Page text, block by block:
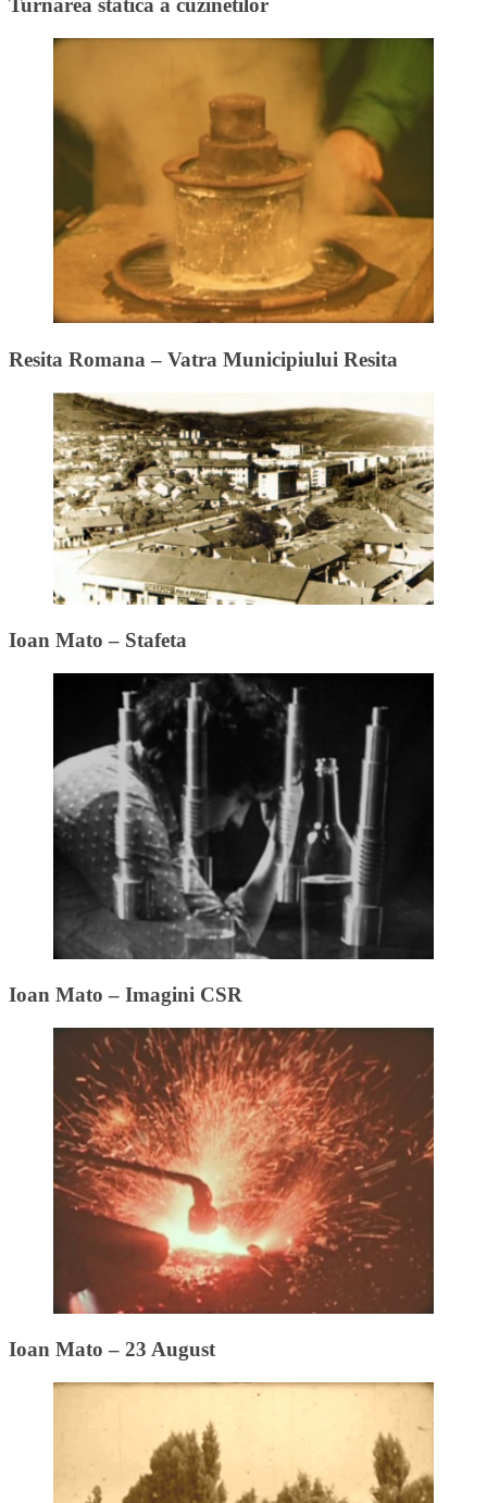
Turnarea statica a cuzinetilor
Resita Romana – Vatra Municipiului Resita
Ioan Mato – Stafeta
Ioan Mato – Imagini CSR
Ioan Mato – 23 August